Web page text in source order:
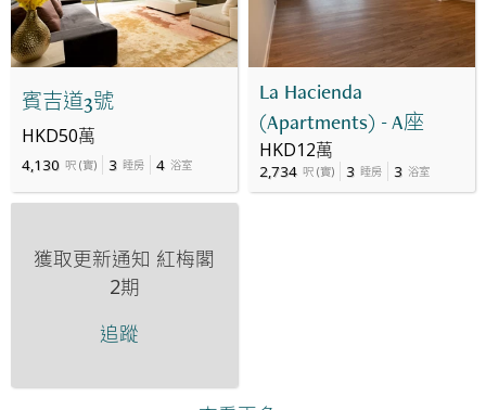
賓吉道3號
HKD50萬
4,130 呎 (實) 3 睡房 4 浴室
La Hacienda
(Apartments) - A座
HKD12萬
2,734 呎 (實) 3 睡房 3 浴室
獲取更新通知 紅梅閣
2期
追蹤